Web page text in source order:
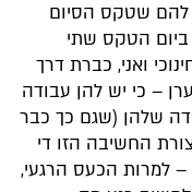
להם שטקס הסיום
הטקס שתי
ואני, כברת דרך
– כי יש להן עבודה
שלהן (שגם כך כבר
החשיבה הזו די
– למרות הכעס הרגעי,